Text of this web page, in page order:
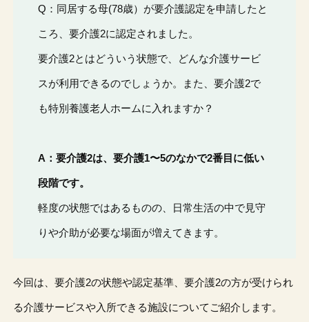
Q：同居する母(78歳）が要介護認定を申請したと
ころ、要介護2に認定されました。
要介護2とはどういう状態で、どんな介護サービ
スが利用できるのでしょうか。また、要介護2で
も特別養護老人ホームに入れますか？
A：要介護2は、要介護1〜5のなかで2番目に低い
段階です。
軽度の状態ではあるものの、日常生活の中で見守
りや介助が必要な場面が増えてきます。
今回は、要介護2の状態や認定基準、要介護2の方が受けられ
る介護サービスや入所できる施設についてご紹介します。